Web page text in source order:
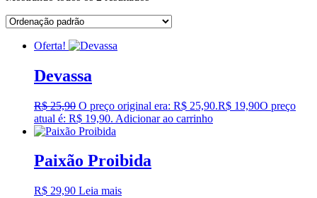
Oferta!
Devassa
R$25,90 O preço original era: R$ 25,90.R$ 19,90O preço
atual é: R$ 19,90. Adicionar ao carrinho
Paixão Proibida
R$ 29,90 Leia mais